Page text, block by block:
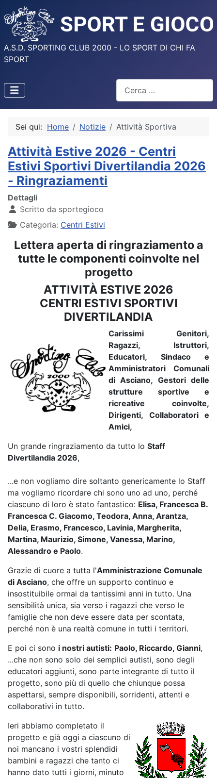
A.S.D. SPORTING CLUB 2000 - LO SPORT DI CHI FA
SPORT
Sei qui: Home Notizie Attività Sportiva
Attività Estive 2026 - Centri
Estivi Sportivi Divertilandia 2026
- Ringraziamenti
Dettagli
Scritto da sportegioco
Categoria: Centri Estivi
Lettera aperta di ringraziamento a
tutte le componenti coinvolte nel
progetto
ATTIVITÀ ESTIVE 2026
CENTRI ESTIVI SPORTIVI
DIVERTILANDIA
Carissimi Genitori,
Ragazzi, Istruttori,
Educatori, Sindaco e
Amministratori Comunali
di Asciano, Gestori delle
strutture sportive e
ricreative coinvolte,
Dirigenti, Collaboratori e
Amici,
Un grande ringraziamento da tutto lo Staff
Divertilandia 2026,
...e non vogliamo dire soltanto genericamente lo Staff
ma vogliamo ricordare chi sono uno ad uno, perché
ciascuno di loro è stato fantastico: Elisa, Francesca B.
Francesca C. Giacomo, Teodora, Anna, Arantza,
Delia, Erasmo, Francesco, Lavinia, Margherita,
Martina, Maurizio, Simone, Vanessa, Marino,
Alessandro e Paolo.
Grazie di cuore a tutta l'Amministrazione Comunale
di Asciano, che offre un supporto continuo e
insostituibile ormai da tantissimi anni in tutto. Una
sensibilità unica, sia verso i ragazzi che verso le
famiglie che non deve essere data per scontata,
perché non è una realtà comune in tutti i territori.
E poi ci sono i nostri autisti: Paolo, Riccardo, Gianni,
...che non sono solo dei semplici autisti, sono degli
educatori aggiunti, sono parte integrante di tutto il
progetto, sono più di quello che chiunque possa
aspettarsi, sempre disponibili, sorridenti, attenti e
collaborativi in tutto.
Ieri abbiamo completato il
progetto e già oggi a ciascuno di
noi mancano i vostri splendidi
bambini e ragazzi che tanto ci
hanno dato tutti i giorni, minuto